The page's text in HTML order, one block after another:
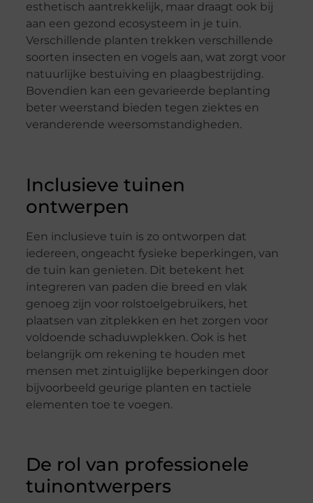
esthetisch aantrekkelijk, maar draagt ook bij
aan een gezond ecosysteem in je tuin.
Verschillende planten trekken verschillende
soorten insecten en vogels aan, wat zorgt voor
natuurlijke bestuiving en plaagbestrijding.
Bovendien kan een gevarieerde beplanting
beter weerstand bieden tegen ziektes en
veranderende weersomstandigheden.
Inclusieve tuinen
ontwerpen
Een inclusieve tuin is zo ontworpen dat
iedereen, ongeacht fysieke beperkingen, van
de tuin kan genieten. Dit betekent het
integreren van paden die breed en vlak
genoeg zijn voor rolstoelgebruikers, het
plaatsen van zitplekken en het zorgen voor
voldoende schaduwplekken. Ook is het
belangrijk om rekening te houden met
mensen met zintuiglijke beperkingen door
bijvoorbeeld geurige planten en tactiele
elementen toe te voegen.
De rol van professionele
tuinontwerpers